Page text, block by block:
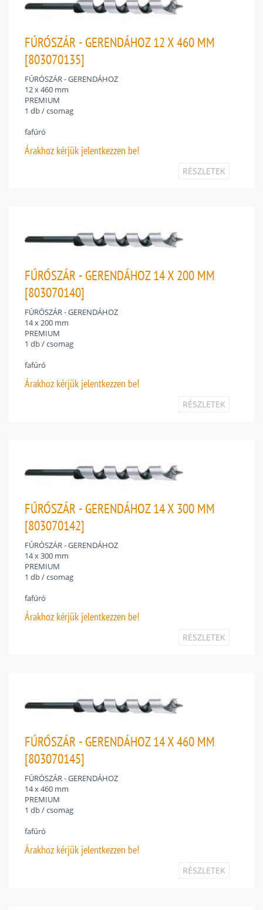
FÚRÓSZÁR - GERENDÁHOZ 12 X 460 MM
[803070135]
FÚRÓSZÁR - GERENDÁHOZ
12 x 460 mm
PREMIUM
1 db / csomag
fafúró
Árakhoz kérjük jelentkezzen be!
RÉSZLETEK
FÚRÓSZÁR - GERENDÁHOZ 14 X 200 MM
[803070140]
FÚRÓSZÁR - GERENDÁHOZ
14 x 200 mm
PREMIUM
1 db / csomag
fafúró
Árakhoz kérjük jelentkezzen be!
RÉSZLETEK
FÚRÓSZÁR - GERENDÁHOZ 14 X 300 MM
[803070142]
FÚRÓSZÁR - GERENDÁHOZ
14 x 300 mm
PREMIUM
1 db / csomag
fafúró
Árakhoz kérjük jelentkezzen be!
RÉSZLETEK
FÚRÓSZÁR - GERENDÁHOZ 14 X 460 MM
[803070145]
FÚRÓSZÁR - GERENDÁHOZ
14 x 460 mm
PREMIUM
1 db / csomag
fafúró
Árakhoz kérjük jelentkezzen be!
RÉSZLETEK